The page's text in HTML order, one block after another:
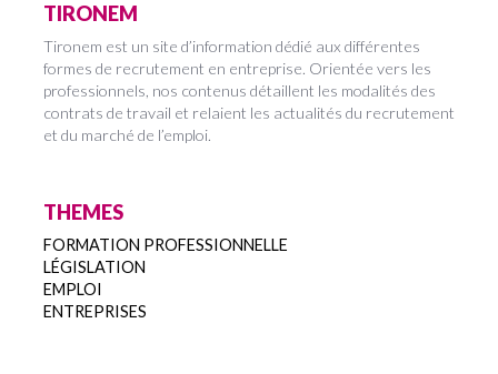
TIRONEM
Tironem est un site d’information dédié aux différentes
formes de recrutement en entreprise. Orientée vers les
professionnels, nos contenus détaillent les modalités des
contrats de travail et relaient les actualités du recrutement
et du marché de l’emploi.
THEMES
FORMATION PROFESSIONNELLE
LÉGISLATION
EMPLOI
ENTREPRISES